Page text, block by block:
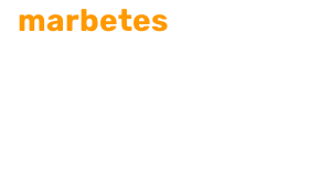
marbetes